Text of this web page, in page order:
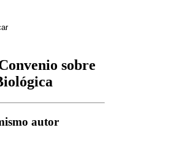
sobre
autor